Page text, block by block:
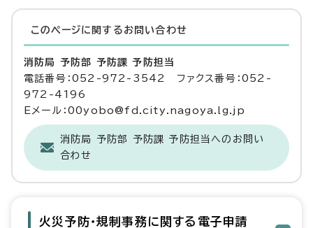
このページに関する お問い合わせ
消防局 予防部 予防課 予防担当
電話番号：052-972-3542 ファクス番号：052-
972-4196
Eメール：00yobo@fd.city.nagoya.lg.jp
消防局 予防部 予防課 予防担当へのお問い
合わせ
火災予防・規制事務に関する電子申請